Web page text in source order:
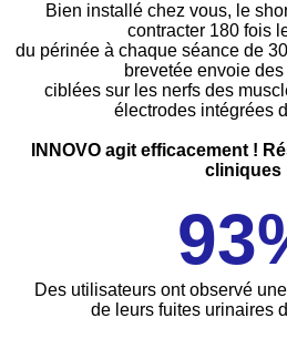
Bien installé chez vous, le
contracter 180 fois
du périnée à chaque séance de
brevetée envoie
ciblées sur les nerfs des
électrodes intégrées
INNOVO agit efficacement !
cliniques
Des utilisateurs ont observé
de leurs fuites urinaires